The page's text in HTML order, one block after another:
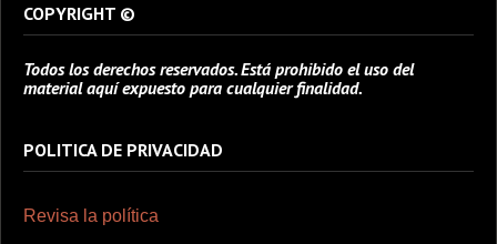
COPYRIGHT ©
Todos los derechos reservados. Está prohibido el uso del
material aquí expuesto para cualquier finalidad.
POLITICA DE PRIVACIDAD
Revisa la política